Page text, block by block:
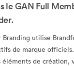
le GAN Full
utilise
de marque
de création,